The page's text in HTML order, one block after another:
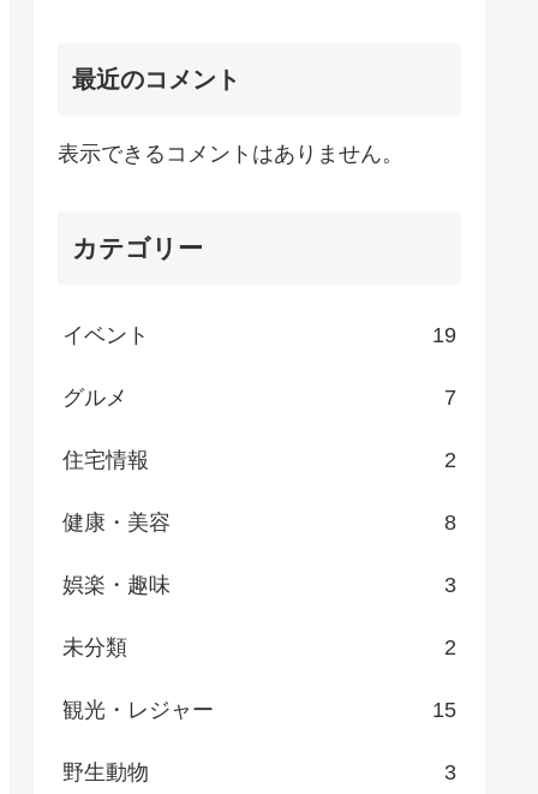
最近のコメント
表示できるコメントはありません。
カテゴリー
イベント 19
グルメ 7
住宅情報 2
健康・美容 8
娯楽・趣味 3
未分類 2
観光・レジャー 15
野生動物 3